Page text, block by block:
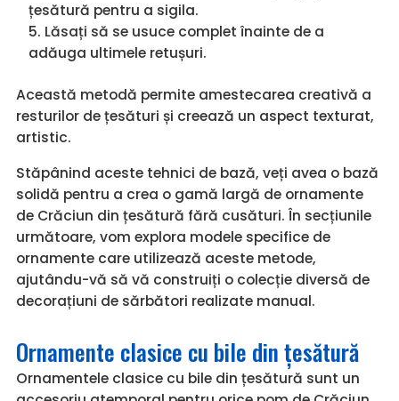
țesătură pentru a sigila.
Lăsați să se usuce complet înainte de a
adăuga ultimele retușuri.
Această metodă permite amestecarea creativă a
resturilor de țesături și creează un aspect texturat,
artistic.
Stăpânind aceste tehnici de bază, veți avea o bază
solidă pentru a crea o gamă largă de ornamente
de Crăciun din țesătură fără cusături. În secțiunile
următoare, vom explora modele specifice de
ornamente care utilizează aceste metode,
ajutându-vă să vă construiți o colecție diversă de
decorațiuni de sărbători realizate manual.
Ornamente clasice cu bile din țesătură
Ornamentele clasice cu bile din țesătură sunt un